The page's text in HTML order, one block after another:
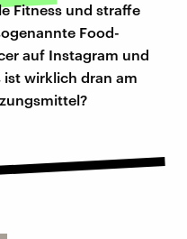
Fitness und straffe
Food-
auf Instagram und
wirklich dran am